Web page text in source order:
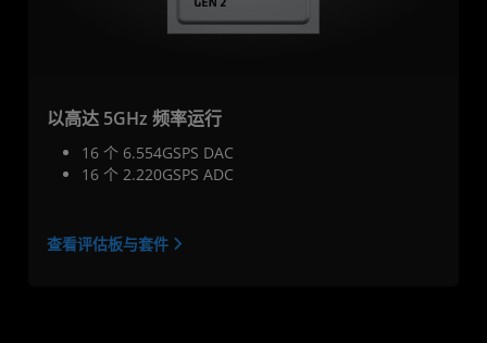
以高达 5GHz 频率运行
16 个 6.554GSPS DAC
16 个 2.220GSPS ADC
查看评估板与套件